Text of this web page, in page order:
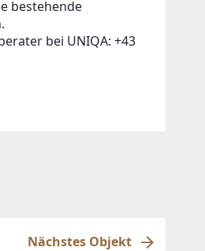
bestehende
bei UNIQA: +43
Nächstes Objekt